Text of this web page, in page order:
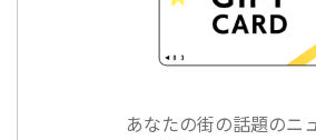
あなたの街の話題のニ